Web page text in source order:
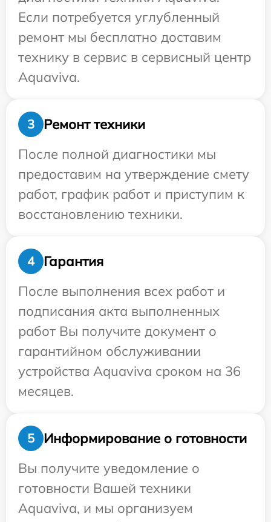
Если потребуется углубленный
ремонт мы бесплатно доставим
технику в сервис в сервисный центр
Aquaviva.
3
Ремонт техники
После полной диагностики мы
предоставим на утверждение смету
работ, график работ и приступим к
восстановлению техники.
4
Гарантия
После выполнения всех работ и
подписания акта выполненных
работ Вы получите документ о
гарантийном обслуживании
устройства Aquaviva сроком на 36
месяцев.
5
Информирование о готовности
Вы получите уведомление о
готовности Вашей техники
Aquaviva, и мы организуем